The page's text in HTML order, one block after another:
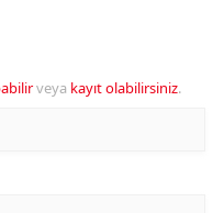
veya kayıt olabilirsiniz.